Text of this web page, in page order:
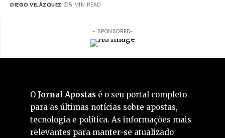
DIEGO VELÁZQUEZ 5 MIN READ
- SPONSORED-
O Jornal Apostas é o seu portal completo
para as últimas notícias sobre apostas,
tecnologia e política. As informações mais
relevantes para manter-se atualizado